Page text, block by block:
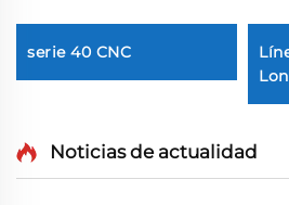
serie 40 CNC
Noticias de actualidad